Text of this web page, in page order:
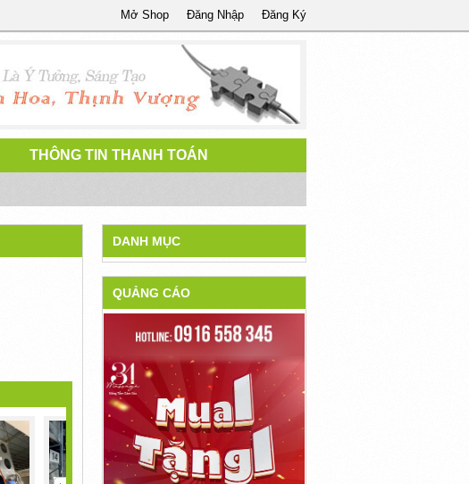
Đăng Ký
Đăng Nhập
Mở Shop
THÔNG TIN THANH TOÁN
DANH MỤC
QUẢNG CÁO